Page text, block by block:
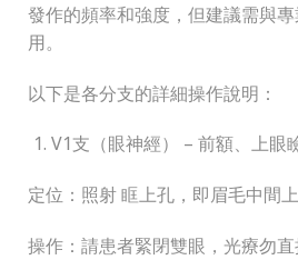
發作的頻率和強度，但建議需與
用。
以下是各分支的詳細操作說明：
V1支（眼神經） – 前額、上眼
定位：照射 眶上孔，即眉毛中間
操作：請患者緊閉雙眼，光療勿